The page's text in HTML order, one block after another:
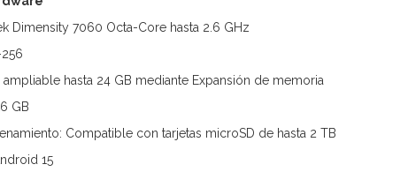
Dimensity 7060 Octa-Core hasta 2.6 GHz
ampliable hasta 24 GB mediante Expansión de memoria
GB
Compatible con tarjetas microSD de hasta 2 TB
15